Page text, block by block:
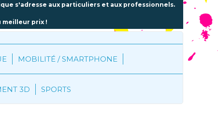
s'adresse aux particuliers et aux professionnels.
prix !
MOBILITÉ / SMARTPHONE
3D SPORTS